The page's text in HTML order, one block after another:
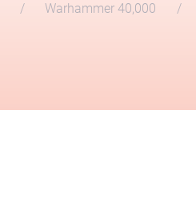
Warhammer 40,000